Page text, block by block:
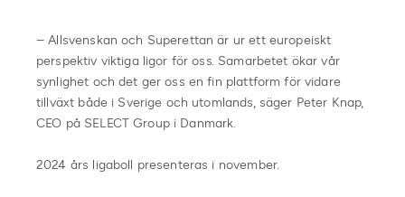
– Allsvenskan och Superettan är ur ett europeiskt
perspektiv viktiga ligor för oss. Samarbetet ökar vår
synlighet och det ger oss en fin plattform för vidare
tillväxt både i Sverige och utomlands, säger Peter Knap,
CEO på SELECT Group i Danmark.
2024 års ligaboll presenteras i november.